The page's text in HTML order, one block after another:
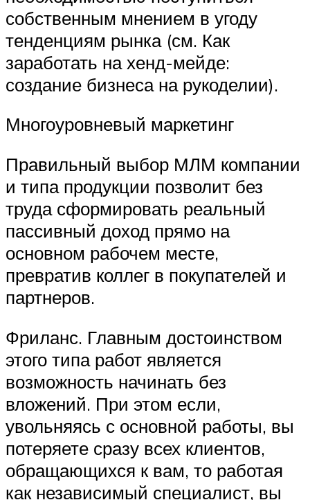
собственным мнением в угоду
тенденциям рынка (см. Как
заработать на хенд-мейде:
создание бизнеса на рукоделии).
Многоуровневый маркетинг
Правильный выбор МЛМ компании
и типа продукции позволит без
труда сформировать реальный
пассивный доход прямо на
основном рабочем месте,
превратив коллег в покупателей и
партнеров.
Фриланс. Главным достоинством
этого типа работ является
возможность начинать без
вложений. При этом если,
увольняясь с основной работы, вы
потеряете сразу всех клиентов,
обращающихся к вам, то работая
как независимый специалист, вы